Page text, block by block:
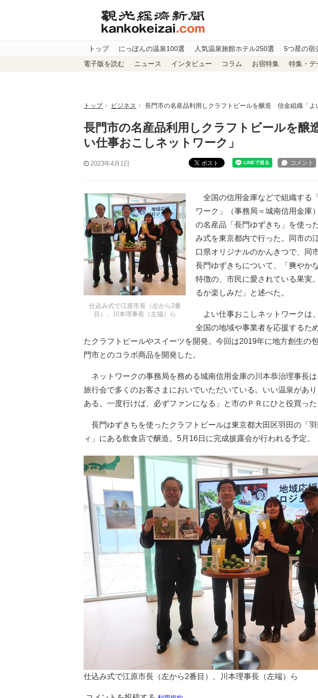
トップ にっぽんの温泉100選 人気温泉旅館ホテル250選 5つ星の宿
電子版を読む ニュース インタビュー コラム お宿特集 特集・デ
トップ ビジネス 長門市の名産品利用しクラフトビールを醸造 信金組織「よ
長門市の名産品利用しクラフトビールを醸
い仕事おこしネットワーク」
2023年4月1日 ポスト
仕込み式で江原市長（左から2番
目）、川本理事長（左端）ら
全国の信用金庫などで組織する
ワーク」（事務局＝城南信用金庫
の名産品「長門ゆずきち」を使っ
み式を東京都内で行った。同市の
口県オリジナルのかんきつで、同
長門ゆずきちについて、「爽やか
特徴の、市民に愛されている果実
るか楽しみだ」と述べた。
よい仕事おこしネットワークは
全国の地域や事業者を応援するた
たクラフトビールやスイーツを開発。今回は2019年に地方創生の
門市とのコラボ商品を開発した。
ネットワークの事務局を務める城南信用金庫の川本恭治理事長は
旅行会で多くのお客さまにおいでいただいている。いい温泉があ
ある。一度行けば、必ずファンになる」と市のＰＲにひと役買った
長門ゆずきちを使ったクラフトビールは東京都大田区羽田の「
ィ」にある飲食店で醸造。5月16日に完成披露会が行われる予定。
仕込み式で江原市長（左から2番目）、川本理事長（左端）ら